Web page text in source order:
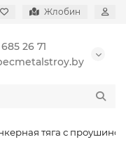
Жлобин
26 71
тяга с проушиной